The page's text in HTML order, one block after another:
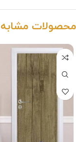
محصولات مشابه